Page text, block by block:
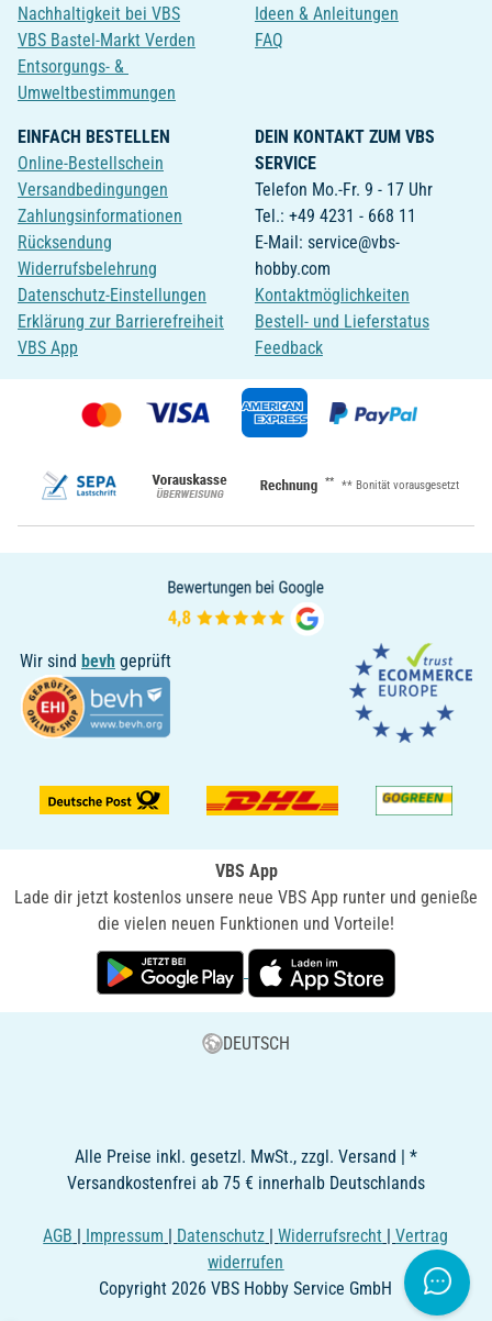
Nachhaltigkeit bei VBS
VBS Bastel-Markt Verden
Entsorgungs- &
Umweltbestimmungen
Ideen & Anleitungen
FAQ
EINFACH BESTELLEN
Online-Bestellschein
Versandbedingungen
Zahlungsinformationen
Rücksendung
Widerrufsbelehrung
Datenschutz-Einstellungen
Erklärung zur Barrierefreiheit
VBS App
DEIN KONTAKT ZUM VBS
SERVICE
Telefon Mo.-Fr. 9 - 17 Uhr
Tel.: +49 4231 - 668 11
E-Mail: service@vbs-
hobby.com
Kontaktmöglichkeiten
Bestell- und Lieferstatus
Feedback
** ** Bonität vorausgesetzt
Wir sind bevh geprüft
VBS App
Lade dir jetzt kostenlos unsere neue VBS App runter und genieße
die vielen neuen Funktionen und Vorteile!
DEUTSCH
Alle Preise inkl. gesetzl. MwSt., zzgl. Versand | *
Versandkostenfrei ab 75 € innerhalb Deutschlands
AGB | Impressum | Datenschutz |Widerrufsrecht |Vertrag
widerrufen
Copyright 2026 VBS Hobby Service GmbH